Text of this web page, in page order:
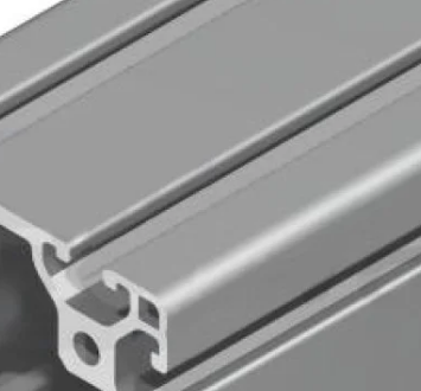
Kérdése van termékkel
Keressen minket bizalommal ezen a